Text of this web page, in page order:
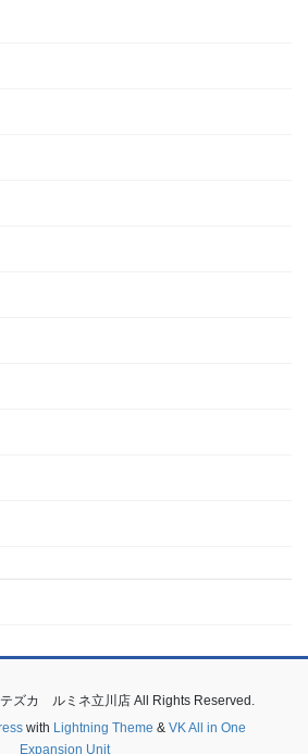
ズカ ルミネ立川店 All Rights Reserved.
with Lightning Theme & VK All in One
Expansion Unit